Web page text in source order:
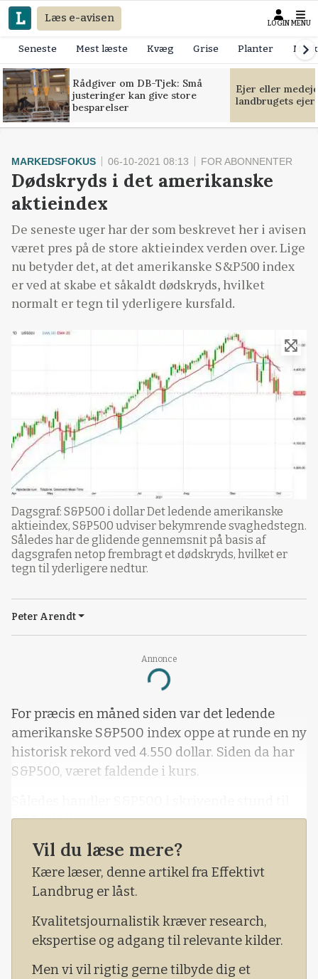
Læs e-avisen LOGIN MENU
Seneste Mest læste Kvæg Grise Planter
Rådgiver om DB-Tjek: Små
justeringer kan give store
besparelser
Ejer eller
landbrugets
Annonce
Loading...
MARKEDSFOKUS 06-10-2021 08:13 FOR ABONNENTER
Dødskryds i det amerikanske
aktieindex
De seneste uger har der som beskrevet her i avisen
været pres på de store aktieindex verden over. Lige
nu betyder det, at det amerikanske S&P500 index
er ved at skabe et såkaldt dødskryds, hvilket
normalt er tegn til yderligere kursfald.
Dagsgraf: S&P500 i dollar Det ledende amerikanske
aktieindex, S&P500 udviser bekymrende svaghedstegn.
Således har de glidende gennemsnit på basis af
dagsgrafen netop frembragt et dødskryds, hvilket er
tegn til yderligere nedtur.
Peter Arendt
For præcis en måned siden var det ledende
amerikanske S&P500 index oppe at runde en ny
historisk rekord ved 4.550 dollar. Siden da har
S&P500, været faldende i kurs.
4.304 dollar.
Vil du læse mere?
Kære læser, denne artikel fra Effektivt
Landbrug er låst.
Kvalitetsjournalistik kræver research,
ekspertise og adgang til relevante kilder.
Men vi vil rigtig gerne tilbyde dig et